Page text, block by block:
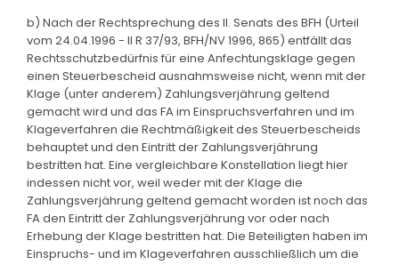
b) Nach der Rechtsprechung des II. Senats des BFH (Urteil
vom 24.04.1996 - II R 37/93, BFH/NV 1996, 865) entfällt das
Rechtsschutzbedürfnis für eine Anfechtungsklage gegen
einen Steuerbescheid ausnahmsweise nicht, wenn mit der
Klage (unter anderem) Zahlungsverjährung geltend
gemacht wird und das FA im Einspruchsverfahren und im
Klageverfahren die Rechtmäßigkeit des Steuerbescheids
behauptet und den Eintritt der Zahlungsverjährung
bestritten hat. Eine vergleichbare Konstellation liegt hier
indessen nicht vor, weil weder mit der Klage die
Zahlungsverjährung geltend gemacht worden ist noch das
FA den Eintritt der Zahlungsverjährung vor oder nach
Erhebung der Klage bestritten hat. Die Beteiligten haben im
Einspruchs- und im Klageverfahren ausschließlich um die